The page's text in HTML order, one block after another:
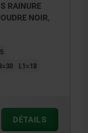
RAINURE
NOIR,
L1=18
DÉTAILS